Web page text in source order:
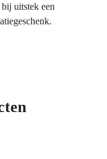
uitstek een